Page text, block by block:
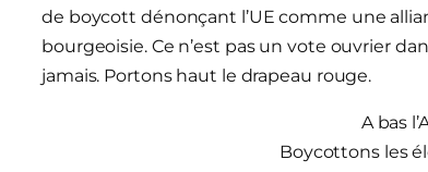
de boycott dénonçant l’UE comme une
bourgeoisie. Ce n’est pas un vote ouvrier
jamais. Portons haut le drapeau rouge.
A bas
Boycottons les